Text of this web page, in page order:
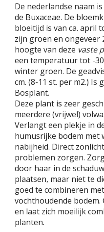
De nederlandse naam is
de Buxaceae. De
bloeitijd is van ca. april
zijn groen en ongeveer
hoogte van deze vaste
een temperatuur tot -
winter groen. De
cm. (8-11 st. per m2.) Is
Bosplant.
Deze plant is zeer
meerdere (vrijwel)
Verlangt een plekje in
humusrijke bodem met
nabijheid. Direct
problemen zorgen.
door haar in de
plaatsen, maar niet te
goed te combineren
vochthoudende
en laat zich moeilijk
planten.